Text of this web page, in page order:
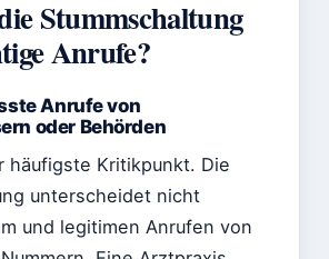
Stummschaltung
Anrufe?
Anrufe von
oder Behörden
häufigste Kritikpunkt. Die
unterscheidet nicht
und legitimen Anrufen von